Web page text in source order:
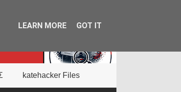
katehacker Files
LEARN MORE GOT IT